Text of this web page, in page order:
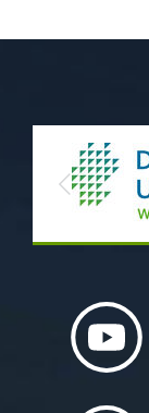
Previous